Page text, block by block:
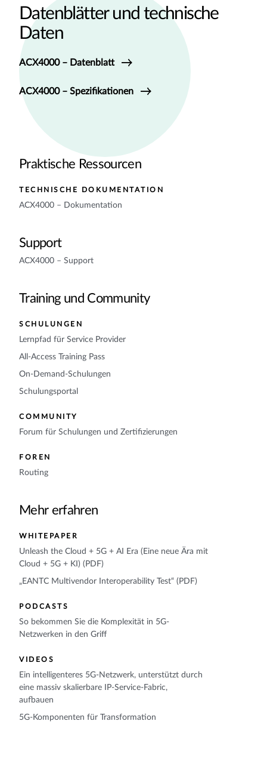
Praktische Ressourcen
TECHNISCHE DOKUMENTATION
ACX4000 – Dokumentation
Support
ACX4000 – Support
Training und Community
SCHULUNGEN
Lernpfad für Service Provider
All-Access Training Pass
On-Demand-Schulungen
Schulungsportal
COMMUNITY
Forum für Schulungen und Zertifizierungen
FOREN
Routing
Mehr erfahren
WHITEPAPER
Unleash the Cloud + 5G + AI Era (Eine neue Ära mit
Cloud + 5G + KI) (PDF)
„EANTC Multivendor Interoperability Test“ (PDF)
PODCASTS
So bekommen Sie die Komplexität in 5G-
Netzwerken in den Griff
VIDEOS
Ein intelligenteres 5G-Netzwerk, unterstützt durch
eine massiv skalierbare IP-Service-Fabric,
aufbauen
5G-Komponenten für Transformation
Datenblätter und technische
Daten
ACX4000 – Datenblatt
ACX4000 – Spezifikationen